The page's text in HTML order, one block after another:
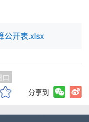
公开表.xlsx
口
分享到